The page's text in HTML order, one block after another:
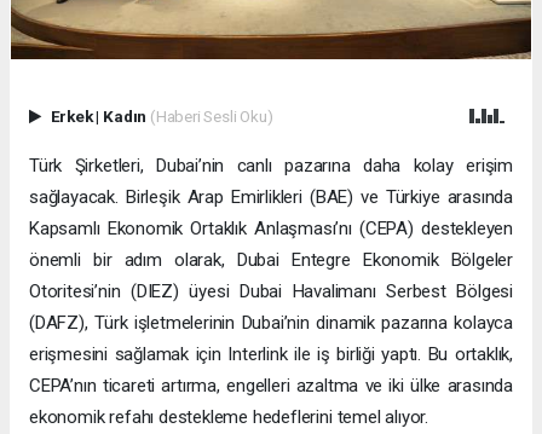
Erkek| Kadın (Haberi Sesli Oku)
Türk Şirketleri, Dubai’nin canlı pazarına daha kolay erişim
sağlayacak. Birleşik Arap Emirlikleri (BAE) ve Türkiye arasında
Kapsamlı Ekonomik Ortaklık Anlaşması’nı (CEPA) destekleyen
önemli bir adım olarak, Dubai Entegre Ekonomik Bölgeler
Otoritesi’nin (DIEZ) üyesi Dubai Havalimanı Serbest Bölgesi
(DAFZ), Türk işletmelerinin Dubai’nin dinamik pazarına kolayca
erişmesini sağlamak için Interlink ile iş birliği yaptı. Bu ortaklık,
CEPA’nın ticareti artırma, engelleri azaltma ve iki ülke arasında
ekonomik refahı destekleme hedeflerini temel alıyor.